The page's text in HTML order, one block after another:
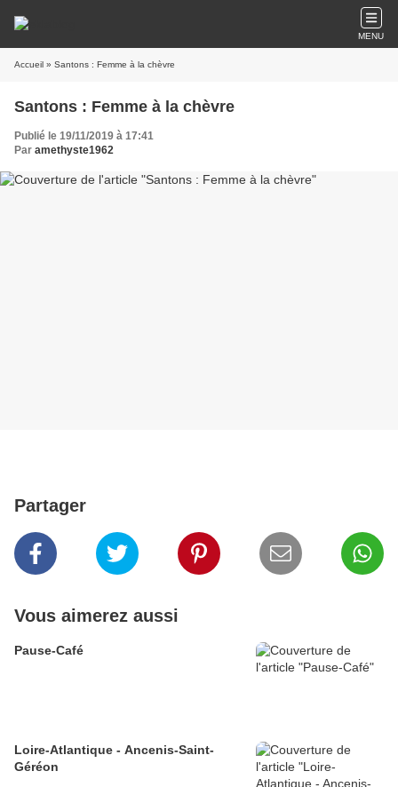
MENU
Accueil » Santons : Femme à la chèvre
Santons : Femme à la chèvre
Publié le 19/11/2019 à 17:41
Par amethyste1962
Partager
Vous aimerez aussi
Pause-Café
Loire-Atlantique - Ancenis-Saint-
Géréon